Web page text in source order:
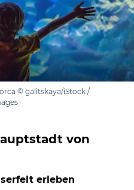
© galitskaya/iStock /
von
erleben